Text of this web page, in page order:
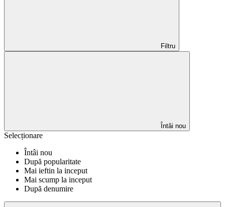
Filtru
Întâi nou
Selecționare
Întâi nou
După popularitate
Mai ieftin la inceput
Mai scump la inceput
După denumire